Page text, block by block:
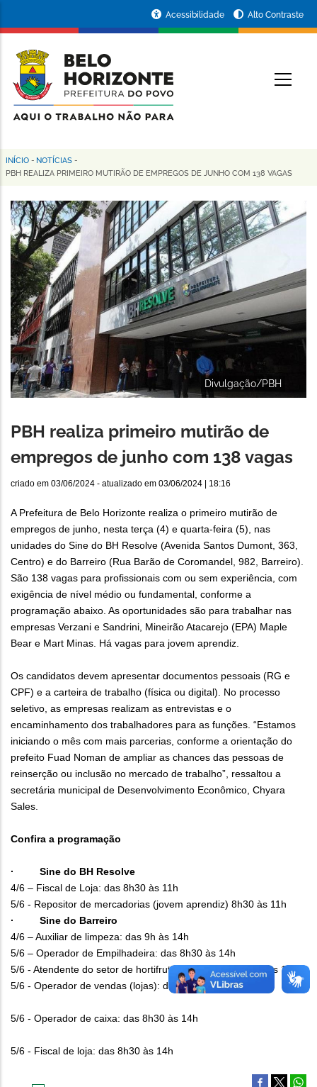
conteúdo
principal
da
Prefeitura
de
Horizonte
Acessibilidade Alto Contraste
Trilha
navegação
INÍCIO - NOTÍCIAS -
PBH REALIZA PRIMEIRO MUTIRÃO DE EMPREGOS DE JUNHO COM 138 VAGAS
Divulgação/PBH
PBH realiza primeiro mutirão de
empregos de junho com 138 vagas
criado em 03/06/2024 - atualizado em 03/06/2024 | 18:16
A Prefeitura de Belo Horizonte realiza o primeiro mutirão de
empregos de junho, nesta terça (4) e quarta-feira (5), nas
unidades do Sine do BH Resolve (Avenida Santos Dumont, 363,
Centro) e do Barreiro (Rua Barão de Coromandel, 982, Barreiro).
São 138 vagas para profissionais com ou sem experiência, com
exigência de nível médio ou fundamental, conforme a
programação abaixo. As oportunidades são para trabalhar nas
empresas Verzani e Sandrini, Mineirão Atacarejo (EPA) Maple
Bear e Mart Minas. Há vagas para jovem aprendiz.
Os candidatos devem apresentar documentos pessoais (RG e
CPF) e a carteira de trabalho (física ou digital). No processo
seletivo, as empresas realizam as entrevistas e o
encaminhamento dos trabalhadores para as funções. “Estamos
iniciando o mês com mais parcerias, conforme a orientação do
prefeito Fuad Noman de ampliar as chances das pessoas de
reinserção ou inclusão no mercado de trabalho”, ressaltou a
secretária municipal de Desenvolvimento Econômico, Chyara
Sales.
Confira a programação
· Sine do BH Resolve
4/6 – Fiscal de Loja: das 8h30 às 11h
5/6 - Repositor de mercadorias (jovem aprendiz) 8h30 às 11h
· Sine do Barreiro
4/6 – Auxiliar de limpeza: das 9h às 14h
5/6 – Operador de Empilhadeira: das 8h30 às 14h
5/6 - Atendente do setor de hortifrutigranjeiros: das 8h30 às 14h
5/6 - Operador de vendas (lojas): das 8h30 às 14h
5/6 - Operador de caixa: das 8h30 às 14h
5/6 - Fiscal de loja: das 8h30 às 14h